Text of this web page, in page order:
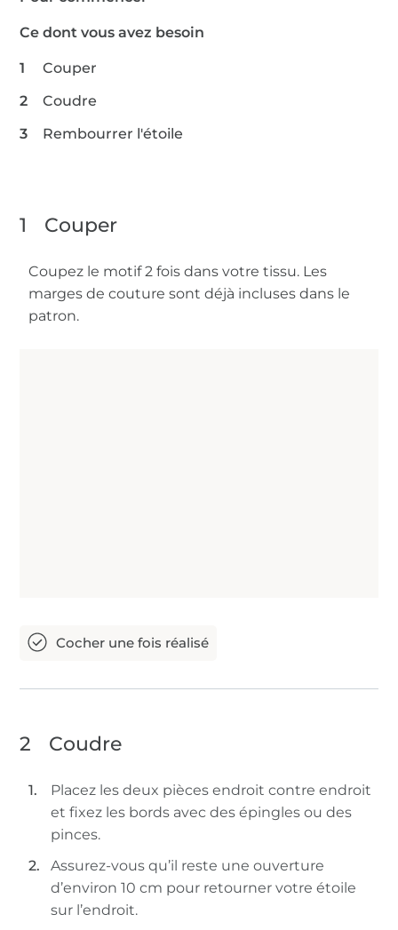
Ce dont vous avez besoin
Couper
Coudre
Rembourrer l'étoile
1 Couper
Coupez le motif 2 fois dans votre tissu. Les
marges de couture sont déjà incluses dans le
patron.
2 Coudre
Placez les deux pièces endroit contre endroit
et fixez les bords avec des épingles ou des
pinces.
Assurez-vous qu’il reste une ouverture
d’environ 10 cm pour retourner votre étoile
sur l’endroit.